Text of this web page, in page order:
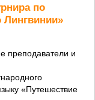
по
Лингвинии»
преподаватели и
«Путешествие